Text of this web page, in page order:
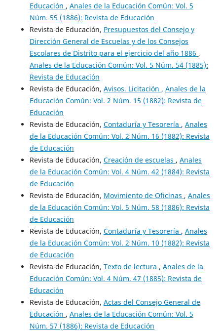
Educación , Anales de la Educación Común: Vol. 5
Núm. 55 (1886): Revista de Educación
Revista de Educación, Presupuestos del Consejo y
Dirección General de Escuelas y de los Consejos
Escolares de Distrito para el ejercicio del año 1886 ,
Anales de la Educación Común: Vol. 5 Núm. 54 (1885):
Revista de Educación
Revista de Educación, Avisos. Licitación , Anales de la
Educación Común: Vol. 2 Núm. 15 (1882): Revista de
Educación
Revista de Educación, Contaduría y Tesorería , Anales
de la Educación Común: Vol. 2 Núm. 16 (1882): Revista
de Educación
Revista de Educación, Creación de escuelas , Anales
de la Educación Común: Vol. 4 Núm. 42 (1884): Revista
de Educación
Revista de Educación, Movimiento de Oficinas , Anales
de la Educación Común: Vol. 5 Núm. 58 (1886): Revista
de Educación
Revista de Educación, Contaduría y Tesorería , Anales
de la Educación Común: Vol. 2 Núm. 10 (1882): Revista
de Educación
Revista de Educación, Texto de lectura , Anales de la
Educación Común: Vol. 4 Núm. 47 (1885): Revista de
Educación
Revista de Educación, Actas del Consejo General de
Educación , Anales de la Educación Común: Vol. 5
Núm. 57 (1886): Revista de Educación